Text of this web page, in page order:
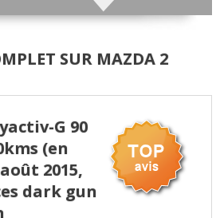
7n'aiment pas
9n'aiment pas
SUR MAZDA 2
G 90
(en
2015,
dark gun